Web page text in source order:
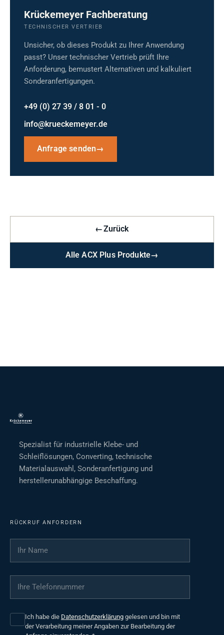
Krückemeyer Fachberatung
TECHNISCHER VERTRIEB
Unsicher, ob dieses Produkt zu Ihrer Anwendung
passt? Unser technischer Vertrieb prüft Ihre
Anforderung, bemustert Alternativen und kalkuliert
Sonderanfertigungen.
+49 (0) 27 39 / 8 01 - 0
info@krueckemeyer.de
Anfrage senden→
←Zurück
Alle ACX Plus Produkte→
Spezialist für industrielle Klebe- und
Schleiflösungen, Converting, technische
Materialauswahl, Sonderanfertigung und
herstellerunabhängige Beschaffung.
RÜCKRUF ANFORDERN
Ihr Name
Ihre Telefonnummer
Ich habe die Datenschutzerklärung gelesen und bin mit
der Verarbeitung meiner Angaben zur Bearbeitung der